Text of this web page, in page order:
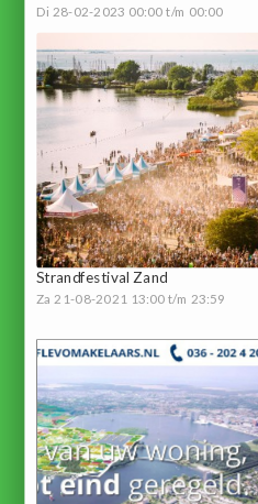
Di 28-02-2023 00:00 t/m 00:00
Strandfestival Zand
Za 21-08-2021 13:00 t/m 23:59